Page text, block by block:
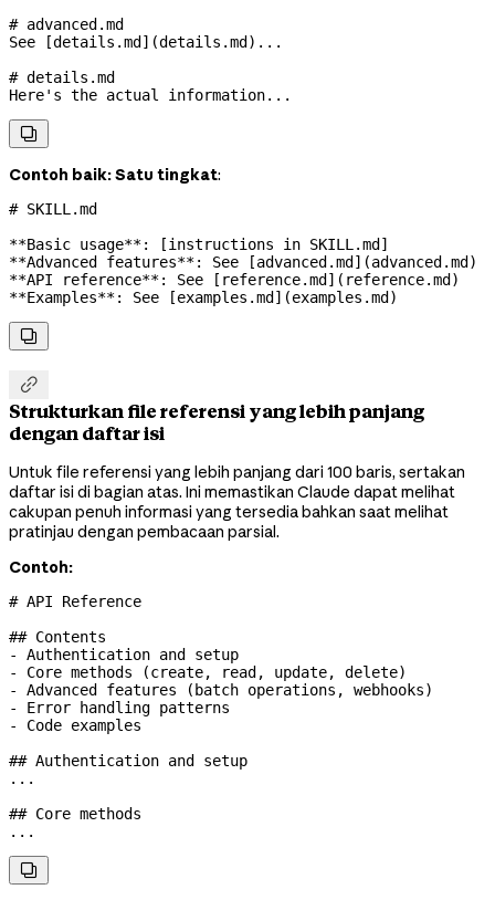
# advanced.md
See [details.md ](details.md )...
# details.md
Here's the actual information...

Contoh baik: Satu tingkat:
# SKILL.md
**Basic usage**: [instructions in SKILL.md]
**Advanced features**: See [advanced.md ](advanced.md )
**API reference**: See [ reference.md ]( reference.md )
**Examples**: See [examples.md ](examples.md )


Strukturkan file referensi yang lebih panjang
dengan daftar isi
Untuk file referensi yang lebih panjang dari 100 baris, sertakan
daftar isi di bagian atas. Ini memastikan Claude dapat melihat
cakupan penuh informasi yang tersedia bahkan saat melihat
pratinjau dengan pembacaan parsial.
Contoh:
# API Reference
## Contents
-
Authentication and setup
-
Core methods (create, read, update, delete)
-
Advanced features (batch operations, webhooks)
-
Error handling patterns
-
Code examples
## Authentication and setup
...
## Core methods
...
